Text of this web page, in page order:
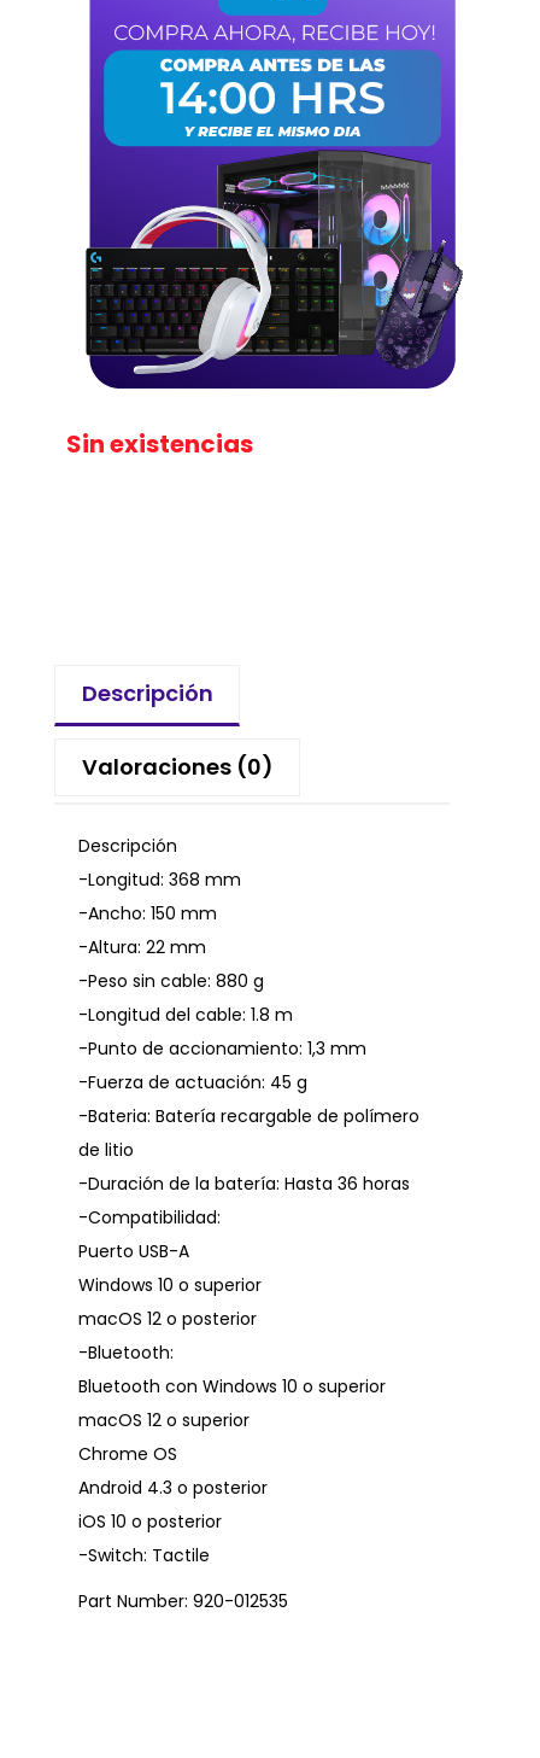
Sin existencias
Descripción
Valoraciones (0)
Descripción
-Longitud: 368 mm
-Ancho: 150 mm
-Altura: 22 mm
-Peso sin cable: 880 g
-Longitud del cable: 1.8 m
-Punto de accionamiento: 1,3 mm
-Fuerza de actuación: 45 g
-Bateria: Batería recargable de polímero
de litio
-Duración de la batería: Hasta 36 horas
-Compatibilidad:
Puerto USB-A
Windows 10 o superior
macOS 12 o posterior
-Bluetooth:
Bluetooth con Windows 10 o superior
macOS 12 o superior
Chrome OS
Android 4.3 o posterior
iOS 10 o posterior
-Switch: Tactile
Part Number: 920-012535